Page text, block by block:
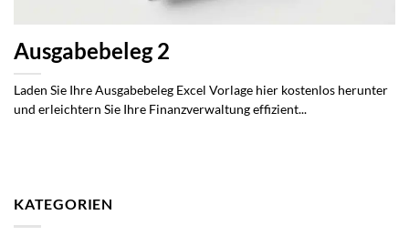
Ausgabebeleg 2
Laden Sie Ihre Ausgabebeleg Excel Vorlage hier kostenlos herunter
und erleichtern Sie Ihre Finanzverwaltung effizient...
KATEGORIEN